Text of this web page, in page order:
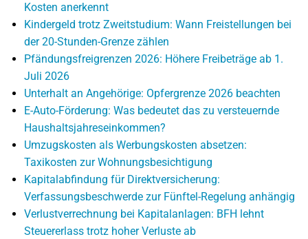
Kosten anerkennt
Kindergeld trotz Zweitstudium: Wann Freistellungen bei
der 20-Stunden-Grenze zählen
Pfändungsfreigrenzen 2026: Höhere Freibeträge ab 1.
Juli 2026
Unterhalt an Angehörige: Opfergrenze 2026 beachten
E-Auto-Förderung: Was bedeutet das zu versteuernde
Haushaltsjahreseinkommen?
Umzugskosten als Werbungskosten absetzen:
Taxikosten zur Wohnungsbesichtigung
Kapitalabfindung für Direktversicherung:
Verfassungsbeschwerde zur Fünftel-Regelung anhängig
Verlustverrechnung bei Kapitalanlagen: BFH lehnt
Steuererlass trotz hoher Verluste ab